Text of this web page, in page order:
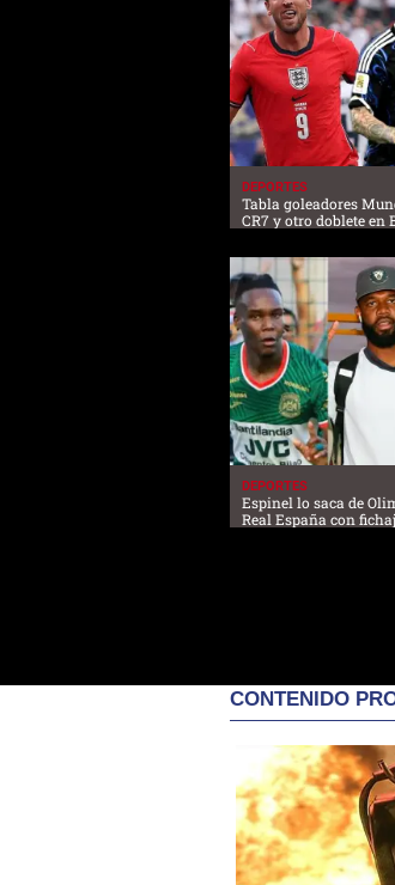
DEPORTES
Tabla goleadores
CR7 y otro doblete en
DEPORTES
Espinel lo saca de
Real España con
CONTENIDO